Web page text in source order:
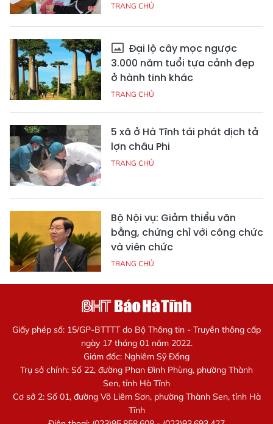
TRANG CHỦ
Đại lộ cây mọc ngược
3.000 năm tuổi tựa cảnh đẹp
ở hành tinh khác
TRANG CHỦ
5 xã ở Hà Tĩnh tái phát dịch tả
lợn châu Phi
TRANG CHỦ
Bộ Nội vụ: Giảm thiểu văn
bằng, chứng chỉ với công chức
và viên chức
TRANG CHỦ
Giấy phép số: 15/GP-BTTTT do Bộ Thông tin - Truyền thông cấp
ngày 17 tháng 01 năm 2022.
Giám đốc: Nghiêm Sỹ Đống
Trụ sở chính: Số 22, đường Phan Đình Phùng, phường Thành
Sen, tỉnh Hà Tĩnh
Cơ sở 2: Số 01, đường Võ Liêm Sơn, phường Thành Sen, tỉnh Hà
Tĩnh